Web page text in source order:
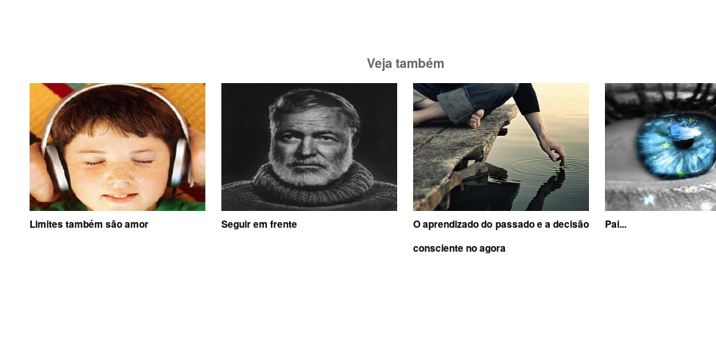
Veja também
Limites também são amor Seguir em frente
O aprendizado do passado e a decisão
consciente no agora
Pai...